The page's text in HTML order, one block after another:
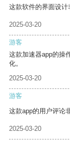
这款软件的界面设计
2025-03-20
游客
这款加速器app的操
化。
2025-03-20
游客
这款app的用户评论
2025-03-20